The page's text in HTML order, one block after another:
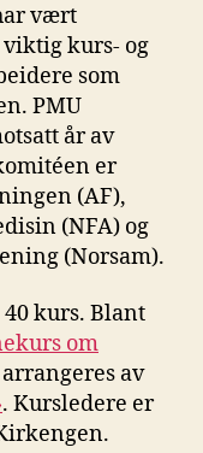
vært
kurs- og
som
PMU
år av
er
(AF),
(NFA) og
(Norsam).
kurs. Blant
om
av
. Kursledere er